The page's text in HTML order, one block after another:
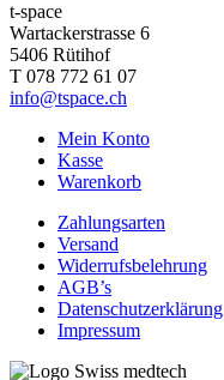
t-space
Wartackerstrasse 6
5406 Rütihof
T 078 772 61 07
info@tspace.ch
Mein Konto
Kasse
Warenkorb
Zahlungsarten
Versand
Widerrufsbelehrung
AGB’s
Datenschutzerklärung
Impressum